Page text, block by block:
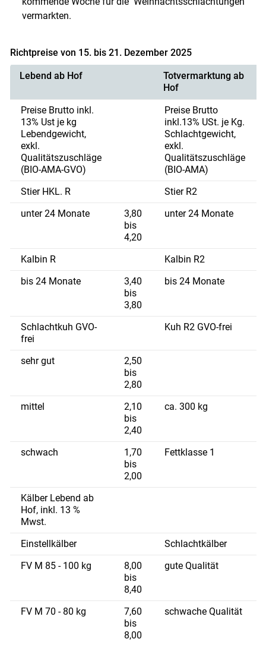
vermarkten.
Richtpreise von 15. bis 21. Dezember 2025
Lebend ab Hof
Totvermarktung ab
Hof
Preise Brutto inkl.
13% Ust je kg
Lebendgewicht,
exkl.
Qualitätszuschläge
(BIO-AMA-GVO)
Preise Brutto
inkl.13% USt. je Kg.
Schlachtgewicht,
exkl.
Qualitätszuschläge
(BIO-AMA)
Stier HKL. R
Stier R2
unter 24 Monate
3,80
bis
4,20
unter 24 Monate
Kalbin R
Kalbin R2
bis 24 Monate
3,40
bis
3,80
bis 24 Monate
Schlachtkuh GVO-
frei
Kuh R2 GVO-frei
sehr gut
2,50
bis
2,80
mittel
2,10
bis
2,40
ca. 300 kg
schwach
1,70
bis
2,00
Fettklasse 1
Kälber Lebend ab
Hof, inkl. 13 %
Mwst.
Einstellkälber
Schlachtkälber
FV M 85 - 100 kg
8,00
bis
8,40
gute Qualität
FV M 70 - 80 kg
7,60
bis
8,00
schwache Qualität